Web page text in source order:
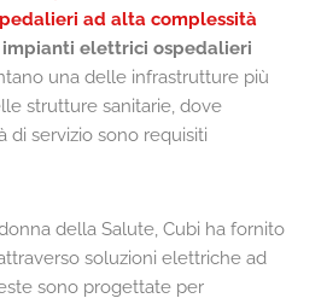
ad alta complessità
impianti elettrici ospedalieri
una delle infrastrutture più
strutture sanitarie, dove
di servizio sono requisiti
della Salute, Cubi ha fornito
soluzioni elettriche ad
sono progettate per